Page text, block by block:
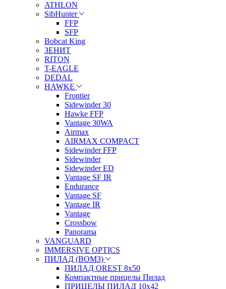
ATHLON
SibHunter
FFP
SFP
Bobcat King
ЗЕНИТ
RITON
T-EAGLE
DEDAL
HAWKE
Frontier
Sidewinder 30
Hawke FFP
Vantage 30WA
Airmax
AIRMAX COMPACT
Sidewinder FFP
Sidewinder
Sidewinder ED
Vantage SF IR
Endurance
Vantage SF
Vantage IR
Vantage
Crossbow
Panorama
VANGUARD
IMMERSIVE OPTICS
ПИЛАД (ВОМЗ)
ПИЛАД OREST 8х50
Компактные прицелы Пилад
ПРИЦЕЛЫ ПИЛАД 10х42